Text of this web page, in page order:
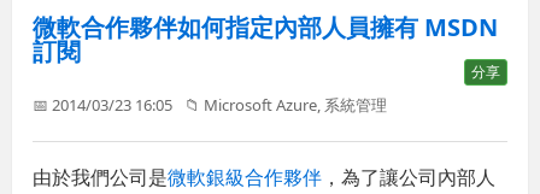
微軟合作夥伴如何指定內部人員擁有 MSDN
訂閱
分享
📅 2014/03/23 16:05 📁 Microsoft Azure, 系統管理
由於我們公司是微軟銀級合作夥伴 ，為了讓公司內部人